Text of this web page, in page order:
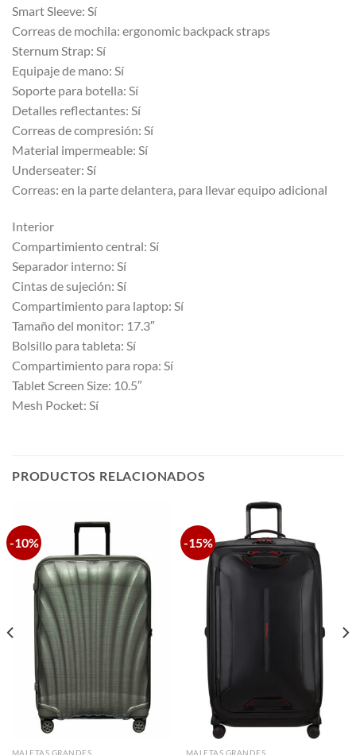
Smart Sleeve: Sí
Correas de mochila: ergonomic backpack straps
Sternum Strap: Sí
Equipaje de mano: Sí
Soporte para botella: Sí
Detalles reflectantes: Sí
Correas de compresión: Sí
Material impermeable: Sí
Underseater: Sí
Correas: en la parte delantera, para llevar equipo adicional
Interior
Compartimiento central: Sí
Separador interno: Sí
Cintas de sujeción: Sí
Compartimiento para laptop: Sí
Tamaño del monitor: 17.3″
Bolsillo para tableta: Sí
Compartimiento para ropa: Sí
Tablet Screen Size: 10.5″
Mesh Pocket: Sí
PRODUCTOS RELACIONADOS
-10%
MALETAS GRANDES
-15%
MALETAS GRANDES